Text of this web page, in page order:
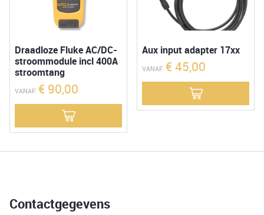
Draadloze Fluke AC/DC-
stroommodule incl 400A
stroomtang
VANAF: € 90,00
Aux input adapter 17xx
VANAF:€ 45,00
Contactgegevens